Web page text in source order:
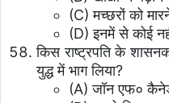
(C) मच्छरों को
(D) इनमें से कोई
किस राष्ट्रपति के
युद्ध में भाग लिया?
(A) जॉन एफ०